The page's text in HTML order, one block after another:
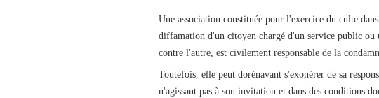
Une association constituée pour l'exercice du culte
diffamation d'un citoyen chargé d'un service public ou
contre l'autre, est civilement responsable de la
Toutefois, elle peut dorénavant s'exonérer de sa
n'agissant pas à son invitation et dans des conditions